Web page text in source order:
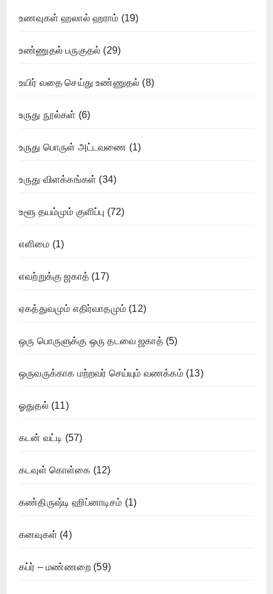
உணவுகள் ஹலால் ஹராம் (19)
உண்ணுதல் பருகுதல் (29)
உயிர் வதை செய்து உண்ணுதல் (8)
உருது நூல்கள் (6)
உருது பொருள் அட்டவணை (1)
உருது விளக்கங்கள் (34)
உளூ தயம்மும் குளிப்பு (72)
எளிமை (1)
எவற்றுக்கு ஜகாத் (17)
ஏகத்துவமும் எதிர்வாதமும் (12)
ஒரு பொருளுக்கு ஒரு தடவை ஜகாத்(5)
ஒருவருக்காக மற்றவர் செய்யும் வணக்கம்(13)
ஓதுதல் (11)
கடன் வட்டி (57)
கடவுள் கொள்கை (12)
கண்திருஷ்டி ஹிப்னாடிசம் (1)
கனவுகள் (4)
கப்ர் – மண்ணறை (59)